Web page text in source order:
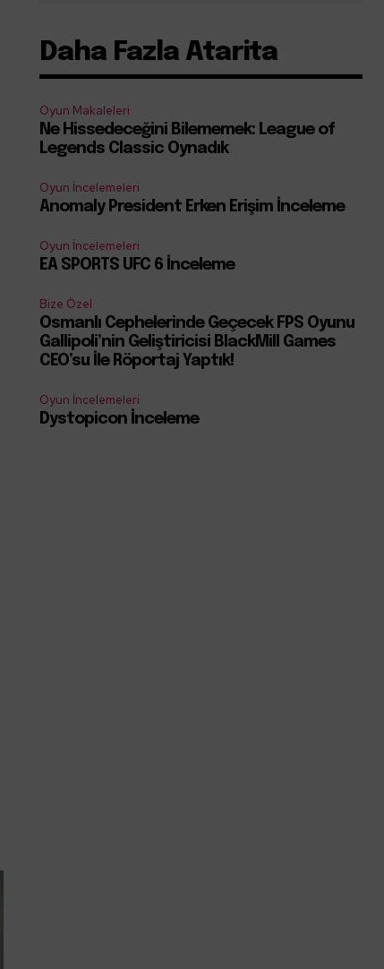
Daha Fazla Atarita
Oyun Makaleleri
Ne Hissedeceğini Bilememek: League of
Legends Classic Oynadık
Oyun İncelemeleri
Anomaly President Erken Erişim İnceleme
Oyun İncelemeleri
EA SPORTS UFC 6 İnceleme
Bize Özel
Osmanlı Cephelerinde Geçecek FPS Oyunu
Gallipoli’nin Geliştiricisi BlackMill Games
CEO’su İle Röportaj Yaptık!
Oyun İncelemeleri
Dystopicon İnceleme